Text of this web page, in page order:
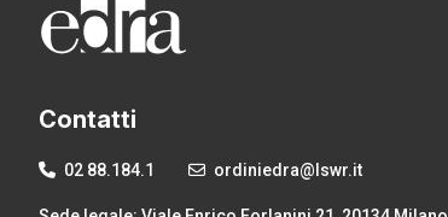
Contatti
02 88.184.1 ordiniedra@lswr.it